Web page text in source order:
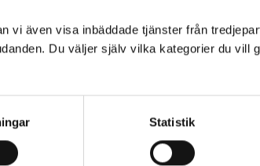
vi även visa inbäddade tjänster från
Du väljer själv vilka kategorier du vill
Statistik